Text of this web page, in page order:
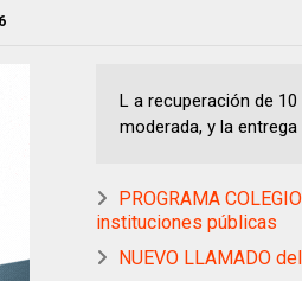
L a recuperación de
moderada, y la
PROGRAMA
instituciones públicas
NUEVO LLAMADO